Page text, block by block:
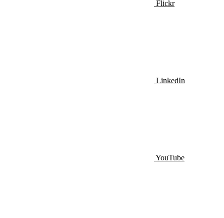
Flickr
LinkedIn
YouTube